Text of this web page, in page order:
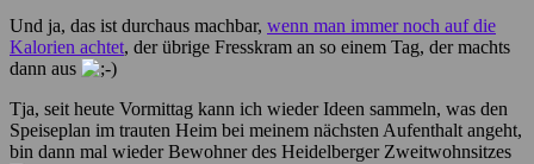
Und ja, das ist durchaus machbar, wenn man immer noch auf die
Kalorien achtet, der übrige Fresskram an so einem Tag, der machts
dann aus
Tja, seit heute Vormittag kann ich wieder Ideen sammeln, was den
Speiseplan im trauten Heim bei meinem nächsten Aufenthalt angeht,
bin dann mal wieder Bewohner des Heidelberger Zweitwohnsitzes